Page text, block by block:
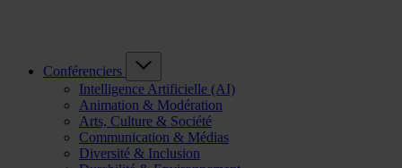
Conférenciers
Intelligence Artificielle (AI)
Animation & Modération
Arts, Culture & Société
Communication & Médias
Diversité & Inclusion